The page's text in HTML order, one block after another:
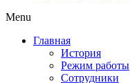
Menu
Главная
История
Режим работы
Сотрудники